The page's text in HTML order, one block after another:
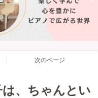
次のページ
、ちゃんとい